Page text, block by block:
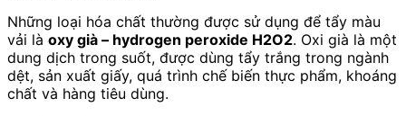
Những loại hóa chất thường được sử dụng để tẩy màu
vải là oxy già – hydrogen peroxide H2O2. Oxi già là một
dung dịch trong suốt, được dùng tẩy trắng trong ngành
dệt, sản xuất giấy, quá trình chế biến thực phẩm, khoáng
chất và hàng tiêu dùng.